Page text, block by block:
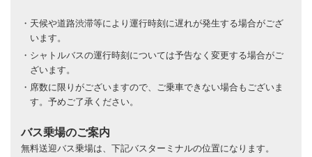
・天候や道路渋滞等により運行時刻に遅れが発生する場合がござ
います。
・シャトルバスの運行時刻については予告なく変更する場合がご
ざいます。
・席数に限りがございますので、ご乗車できない場合もございま
す。予めご了承ください。
バス乗場のご案内
無料送迎バス乗場は、下記バスターミナルの位置になります。